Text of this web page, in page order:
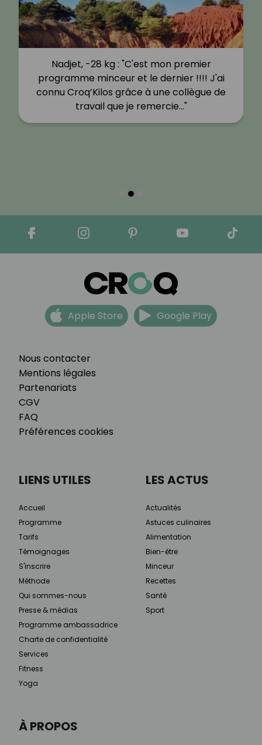
Nadjet, -28 kg : "C'est mon premier
programme minceur et le dernier !!!! J'ai
connu Croq’Kilos grâce à une collègue de
travail que je remercie…"
Nous contacter
Mentions légales
Partenariats
CGV
FAQ
Préférences cookies
Apple Store Google Play
À PROPOS
LIENS UTILES
Accueil
Programme
Tarifs
Témoignages
S'inscrire
Méthode
Qui sommes-nous
Presse & médias
Programme ambassadrice
Charte de confidentialité
Services
Fitness
Yoga
LES ACTUS
Actualités
Astuces culinaires
Alimentation
Bien-être
Minceur
Recettes
Santé
Sport